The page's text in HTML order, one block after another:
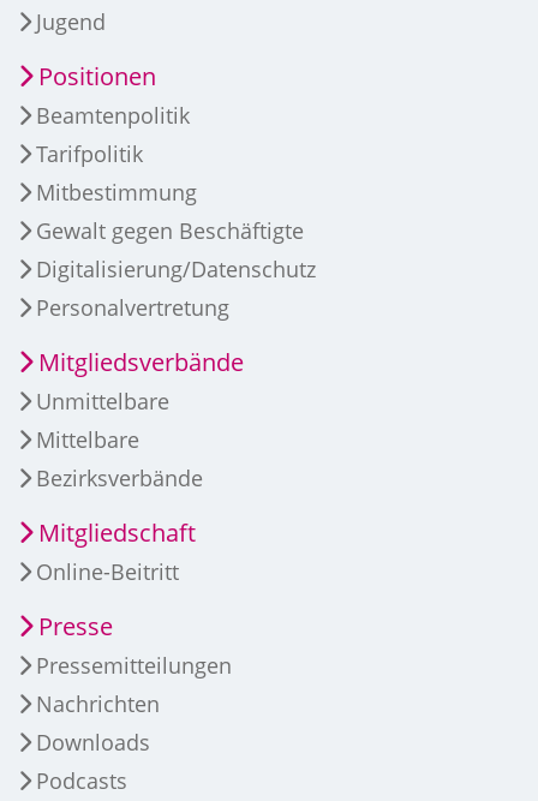
Jugend
Positionen
Beamtenpolitik
Tarifpolitik
Mitbestimmung
Gewalt gegen Beschäftigte
Digitalisierung/Datenschutz
Personalvertretung
Mitgliedsverbände
Unmittelbare
Mittelbare
Bezirksverbände
Mitgliedschaft
Online-Beitritt
Presse
Pressemitteilungen
Nachrichten
Downloads
Podcasts